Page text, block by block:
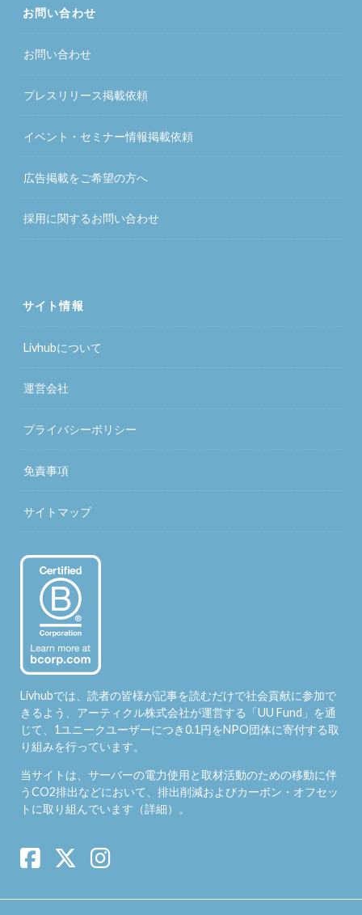
お問い合わせ
お問い合わせ
プレスリリース掲載依頼
イベント・セミナー情報掲載依頼
広告掲載をご希望の方へ
採用に関するお問い合わせ
サイト情報
Livhubについて
運営会社
プライバシーポリシー
免責事項
サイトマップ
Livhubでは、読者の皆様が記事を読むだけで社会貢献に参加で
きるよう、アーティクル株式会社が運営する「UU Fund 」を通
じて、1ユニークユーザーにつき0.1円をNPO団体に寄付する取
り組みを行っています。
当サイトは、サーバーの電力使用と取材活動のための移動に伴
うCO2排出などにおいて、排出削減およびカーボン・オフセッ
トに取り組んでいます（詳細）。